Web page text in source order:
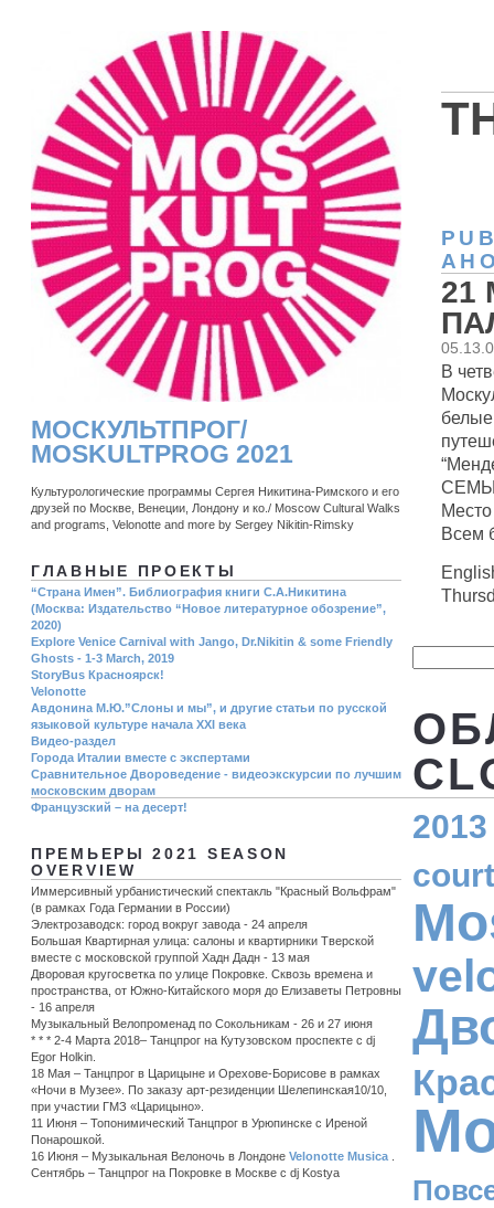
21
В
Место
Всем
МОСКУЛЬТПРОГ/
MOSKULTPROG 2021
Культурологические программы Сергея Никитина-Римского и его
друзей по Москве, Венеции, Лондону и ко./ Moscow Cultural Walks
and programs, Velonotte and more by Sergey Nikitin-Rimsky
ГЛАВНЫЕ ПРОЕКТЫ
“Страна Имен”. Библиография книги С.А.Никитина
(Москва: Издательство “Новое литературное обозрение”,
2020)
Explore Venice Carnival with Jango, Dr.Nikitin & some Friendly
Ghosts - 1-3 March, 2019
StoryBus Красноярск!
Velonotte
Авдонина М.Ю.”Слоны и мы”, и другие статьи по русской
языковой культуре начала ХХI века
Видео-раздел
Города Италии вместе с экспертами
Сравнительное Двороведение - видеоэкскурсии по лучшим
московским дворам
Французский – на десерт!
ПРЕМЬЕРЫ 2021 SEASON
OVERVIEW
Иммерсивный урбанистический спектакль "Красный Вольфрам"
(в рамках Года Германии в России)
Электрозаводск: город вокруг завода - 24 апреля
Большая Квартирная улица: салоны и квартирники Тверской
вместе с московской группой Хадн Дадн - 13 мая
Дворовая кругосветка по улице Покровке. Сквозь времена и
пространства, от Южно-Китайского моря до Елизаветы Петровны
- 16 апреля
Музыкальный Велопроменад по Сокольникам - 26 и 27 июня
* * * 2-4 Марта 2018– Танцпрог на Кутузовском проспекте с dj
Egor Holkin.
18 Мая – Танцпрог в Царицыне и Орехове-Борисове в рамках
«Ночи в Музее». По заказу арт-резиденции Шелепинская10/10,
при участии ГМЗ «Царицыно».
11 Июня – Топонимический Танцпрог в Урюпинске c Иреной
Понарошкой.
16 Июня – Музыкальная Велоночь в Лондоне Velonotte Musica
Сентябрь – Танцпрог на Покровке в Москве с dj Kostya
2013